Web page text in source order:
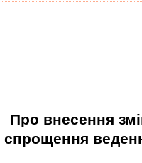
Про внесення
спрощення